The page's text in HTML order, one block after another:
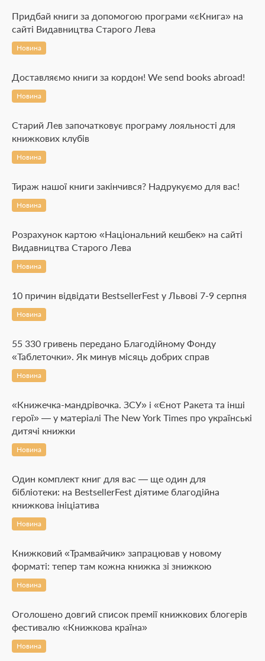
Придбай книги за допомогою програми «єКнига» на
сайті Видавництва Старого Лева
Новина
Доставляємо книги за кордон! We send books abroad!
Новина
Старий Лев започатковує програму лояльності для
книжкових клубів
Новина
Тираж нашої книги закінчився? Надрукуємо для вас!
Новина
Розрахунок картою «Національний кешбек» на сайті
Видавництва Старого Лева
Новина
10 причин відвідати BestsellerFest у Львові 7-9 серпня
Новина
55 330 гривень передано Благодійному Фонду
«Таблеточки». Як минув місяць добрих справ
Новина
«Книжечка-мандрівочка. ЗСУ» і «Єнот Ракета та інші
герої» — у матеріалі The New York Times про українські
дитячі книжки
Новина
Один комплект книг для вас — ще один для
бібліотеки: на BestsellerFest діятиме благодійна
книжкова ініціатива
Новина
Книжковий «Трамвайчик» запрацював у новому
форматі: тепер там кожна книжка зі знижкою
Новина
Оголошено довгий список премії книжкових блогерів
фестивалю «Книжкова країна»
Новина